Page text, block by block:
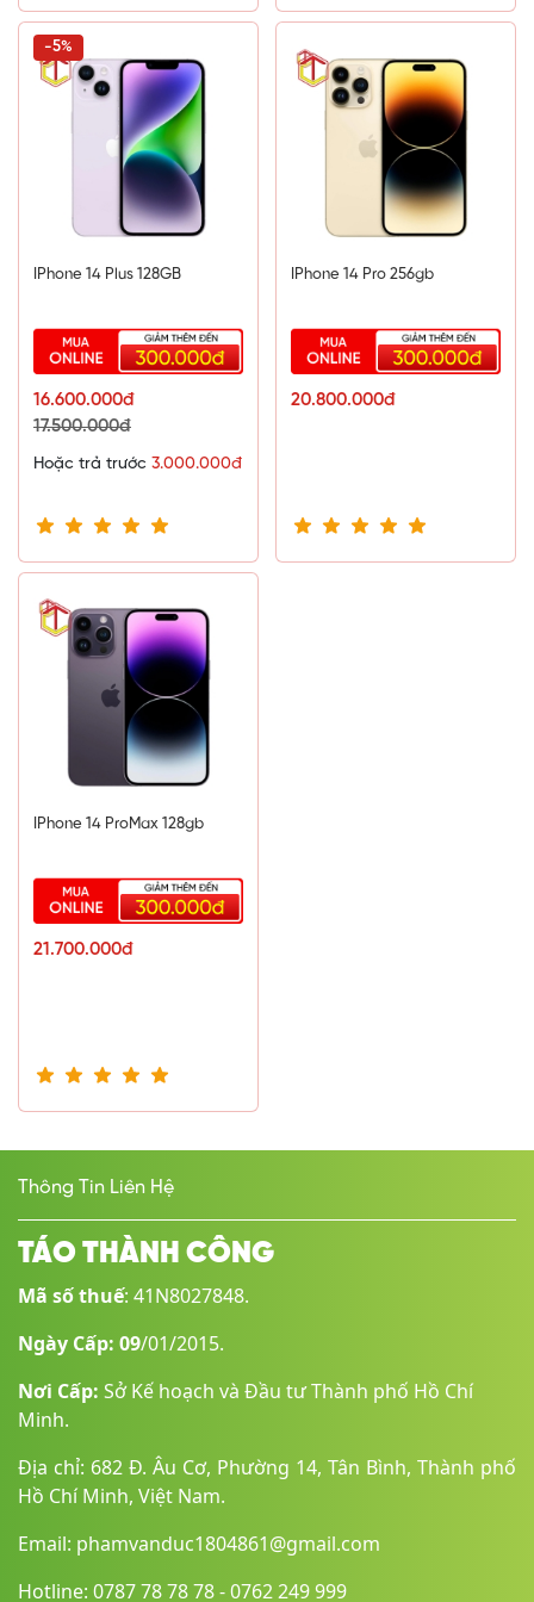
Độ phân giải camera trước (MP)
12 MP, f/2.2, 23mm (góc rộng)
Videocall
Có
Tính năng camera trước
HDRNhận diện khuôn mặtQuay video 4KQuay video
Hệ điều hành
iOS 15
Chipset (CPU)
Apple A13 Bionic (7 nm+)
Tốc độ CPU
6 Nhân (x2 2.65 GHz Lightning + x4 1.8 GHz
Chip đồ họa (GPU)
Apple GPU (4 Nhân)
Hệ thống lưu trữ
Ram
64GB
Hỗ trợ thẻ nhớ ngoài (MicroSD)
Mạng di dộng
3G4G LTE
Wifi
Wi-Fi 802.11 a/b/g/n/ac/6, dual-band, hotspot
GPS
A-GPS, GLONASS, GALILEO, QZSS
5.0, A2DP, LE
IPhone 14 Plus 128GB
16.600.000đ
17.500.000đ
-5%
Hoặc trả trước 3.000.000đ
IPhone 14 Pro 256gb
20.800.000đ
IPhone 14 ProMax 128gb
21.700.000đ
Thông Tin Liên Hệ
TÁO THÀNH CÔNG
Mã số thuế: 41N8027848.
Ngày Cấp: 09/01/2015.
Nơi Cấp: Sở Kế hoạch và Đầu tư Thành phố Hồ Chí
Minh.
Địa chỉ: 682 Đ. Âu Cơ, Phường 14, Tân Bình, Thành phố
Hồ Chí Minh, Việt Nam.
Email: phamvanduc1804861@gmail.com
Hotline: 0787 78 78 78 - 0762 249 999